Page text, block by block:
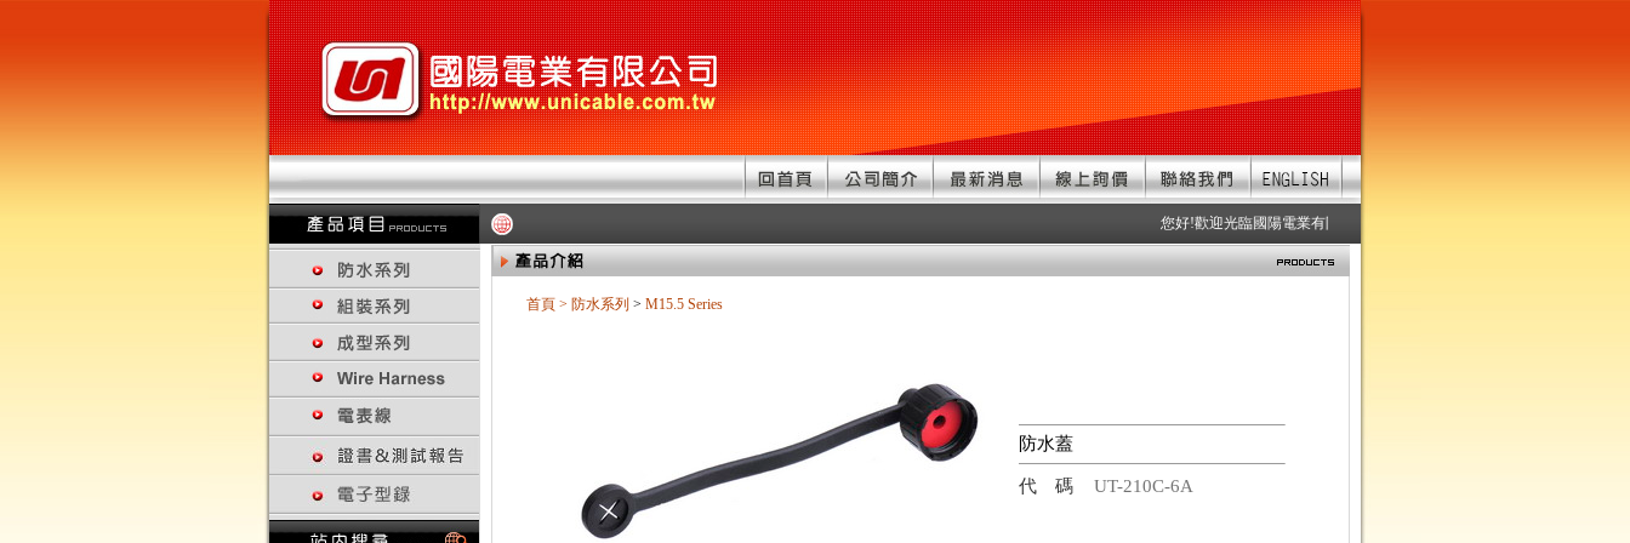
您好!歡迎光臨國陽電業有限公司 服務項目：防水連接器、防水接頭、
首頁 > 防水系列 > M15.5 Series
防水蓋
代碼 UT-210C-6A